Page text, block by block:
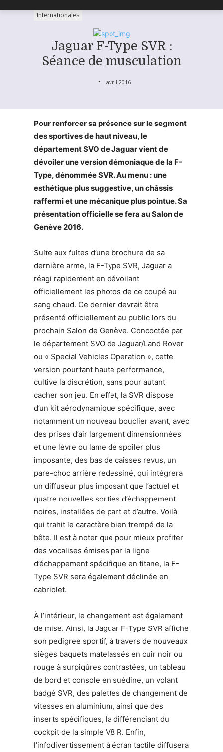
Internationales
Jaguar F-Type SVR :
Séance de musculation
avril 2016
Pour renforcer sa présence sur le segment
des sportives de haut niveau, le
département SVO de Jaguar vient de
dévoiler une version démoniaque de la F-
Type, dénommée SVR. Au menu : une
esthétique plus suggestive, un châssis
raffermi et une mécanique plus pointue. Sa
présentation officielle se fera au Salon de
Genève 2016.
Suite aux fuites d’une brochure de sa
dernière arme, la F-Type SVR, Jaguar a
réagi rapidement en dévoilant
officiellement les photos de ce coupé au
sang chaud. Ce dernier devrait être
présenté officiellement au public lors du
prochain Salon de Genève. Concoctée par
le département SVO de Jaguar/Land Rover
ou « Special Vehicles Operation », cette
version pourtant haute performance,
cultive la discrétion, sans pour autant
cacher son jeu. En effet, la SVR dispose
d’un kit aérodynamique spécifique, avec
notamment un nouveau bouclier avant, avec
des prises d’air largement dimensionnées
et une lèvre ou lame de spoiler plus
imposante, des bas de caisses revus, un
pare-choc arrière redessiné, qui intégrera
un diffuseur plus imposant que l’actuel et
quatre nouvelles sorties d’échappement
noires, installées de part et d’autre. Voilà
qui trahit le caractère bien trempé de la
bête. Il est à noter que pour mieux profiter
des vocalises émises par la ligne
d’échappement spécifique en titane, la F-
Type SVR sera également déclinée en
cabriolet.
À l’intérieur, le changement est également
de mise. Ainsi, la Jaguar F-Type SVR affiche
son pedigree sportif, à travers de nouveaux
sièges baquets matelassés en cuir noir ou
rouge à surpiqûres contrastées, un tableau
de bord et console en suédine, un volant
badgé SVR, des palettes de changement de
vitesses en aluminium, ainsi que des
inserts spécifiques, la différenciant du
cockpit de la simple V8 R. Enfin,
l’infodivertissement à écran tactile diffusera